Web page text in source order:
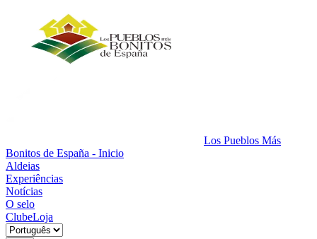
Los Pueblos Más
Bonitos de España - Inicio
Aldeias
Experiências
Notícias
O selo
ClubeLoja